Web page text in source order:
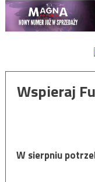
Wspieraj
W sierpniu